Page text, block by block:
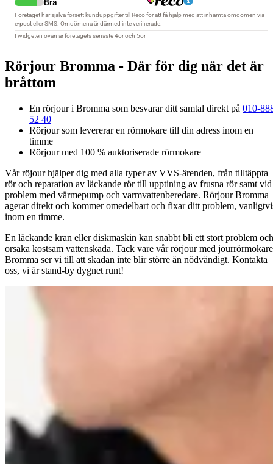
Rörjour Bromma - Där för dig när det är
bråttom
En rörjour i Bromma som besvarar ditt samtal direkt på 010-
52 40
Rörjour som levererar en rörmokare till din adress inom en
timme
Rörjour med 100 % auktoriserade rörmokare
Vår röjour hjälper dig med alla typer av VVS-ärenden, från tilltäppta
rör och reparation av läckande rör till upptining av frusna rör samt vid
problem med värmepump och varmvattenberedare. Rörjour Bromma
agerar direkt och kommer omedelbart och fixar ditt problem,
inom en timme.
En läckande kran eller diskmaskin kan snabbt bli ett stort problem och
orsaka kostsam vattenskada. Tack vare vår rörjour med
Bromma ser vi till att skadan inte blir större än nödvändigt. Kontakta
oss, vi är stand-by dygnet runt!